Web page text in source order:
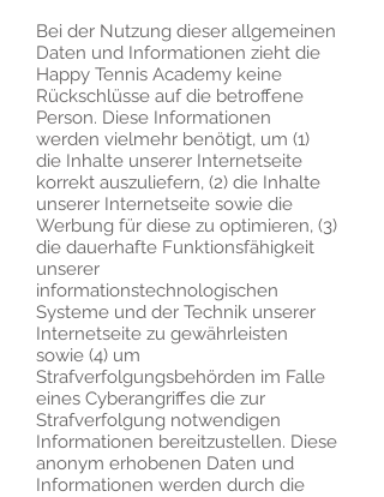
Bei der Nutzung dieser allgemeinen
Daten und Informationen zieht die
Happy Tennis Academy keine
Rückschlüsse auf die betroffene
Person. Diese Informationen
werden vielmehr benötigt, um (1)
die Inhalte unserer Internetseite
korrekt auszuliefern, (2) die Inhalte
unserer Internetseite sowie die
Werbung für diese zu optimieren, (3)
die dauerhafte Funktionsfähigkeit
unserer
informationstechnologischen
Systeme und der Technik unserer
Internetseite zu gewährleisten
sowie (4) um
Strafverfolgungsbehörden im Falle
eines Cyberangriffes die zur
Strafverfolgung notwendigen
Informationen bereitzustellen. Diese
anonym erhobenen Daten und
Informationen werden durch die